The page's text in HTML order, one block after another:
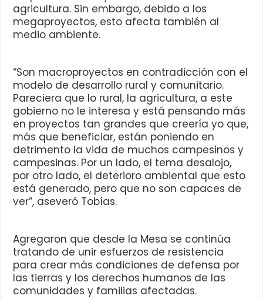
agricultura. Sin embargo, debido a los
megaproyectos, esto afecta también al
medio ambiente.
“Son macroproyectos en contradicción con el
modelo de desarrollo rural y comunitario.
Pareciera que lo rural, la agricultura, a este
gobierno no le interesa y está pensando más
en proyectos tan grandes que creería yo que,
más que beneficiar, están poniendo en
detrimento la vida de muchos campesinos y
campesinas. Por un lado, el tema desalojo,
por otro lado, el deterioro ambiental que esto
está generado, pero que no son capaces de
ver”, aseveró Tobías.
Agregaron que desde la Mesa se continúa
tratando de unir esfuerzos de resistencia
para crear más condiciones de defensa por
las tierras y los derechos humanos de las
comunidades y familias afectadas.